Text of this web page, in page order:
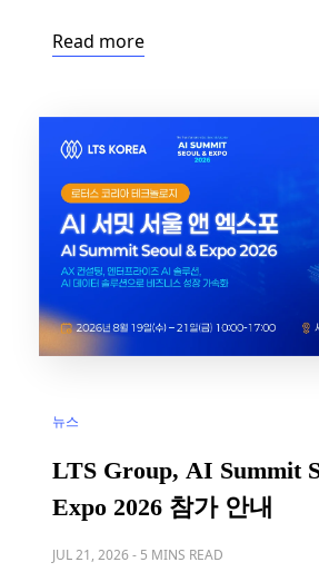
2026년 8월 25일부터 27일까지 서울
에서 개최됩니다. AME 2026 소개
[…]
Read more
뉴스
LTS Group, AI Summit
Expo 2026 참가 안내
JUL 21, 2026- 5 MINS READ